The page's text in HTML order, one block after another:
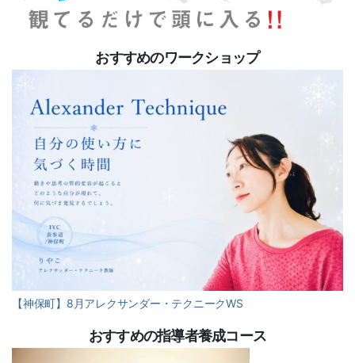
おすすめのワークショップ
【神保町】8月アレクサンダー・テクニークWS
おすすめの指導者養成コース